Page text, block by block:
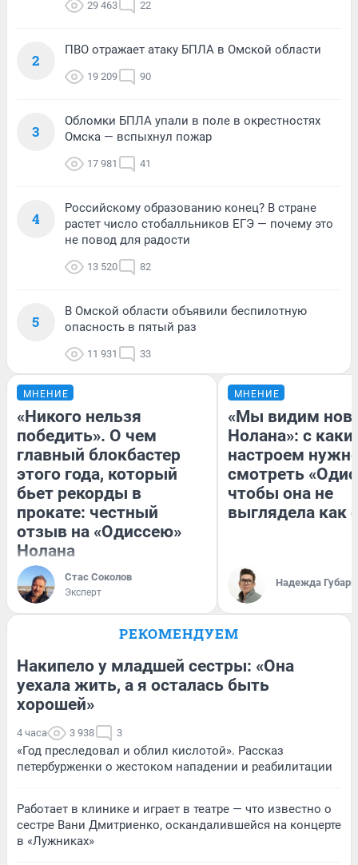
29 463 22
2
ПВО отражает атаку БПЛА в Омской области
19 209 90
3
Обломки БПЛА упали в поле в окрестностях
Омска — вспыхнул пожар
17 981 41
4
Российскому образованию конец? В стране
растет число стобалльников ЕГЭ — почему это
не повод для радости
13 520 82
5
В Омской области объявили беспилотную
опасность в пятый раз
11 931 33
МНЕНИЕ
«Никого нельзя
победить». О чем
главный блокбастер
этого года, который
бьет рекорды в
прокате: честный
отзыв на «Одиссею»
Нолана
Стас Соколов
Эксперт
МНЕНИЕ
«Мы видим
Нолана»: с
настроем
смотреть
чтобы она не
выглядела как
Надежда Губарь
РЕКОМЕНДУЕМ
Накипело у младшей сестры: «Она
уехала жить, а я осталась быть
хорошей»
4 часа 3 938 3
«Год преследовал и облил кислотой». Рассказ
петербурженки о жестоком нападении и реабилитации
Работает в клинике и играет в театре — что известно о
сестре Вани Дмитриенко, оскандалившейся на концерте
в «Лужниках»